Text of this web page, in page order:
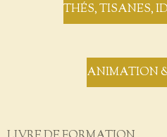
THÉS, TISANES,
ANIMATION